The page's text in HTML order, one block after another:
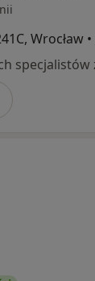
Wrocław •